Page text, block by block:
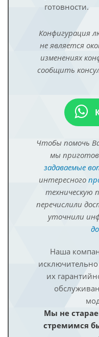
готовности.
Конфигурация
не является
изменениях
сообщить
Чтобы помочь
мы
задаваемые
интересного
техническую
перечислили
уточнили
Наша
их
Мы не
стремимся